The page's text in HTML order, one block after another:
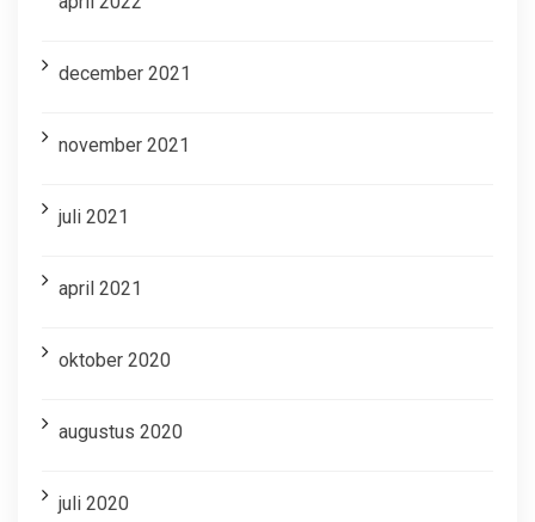
december 2021
november 2021
juli 2021
april 2021
oktober 2020
augustus 2020
juli 2020